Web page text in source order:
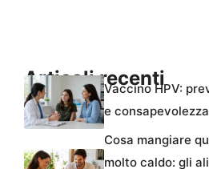
Articoli recenti
Vaccino HPV:
e consapevolezza
Cosa mangiare
molto caldo: gli